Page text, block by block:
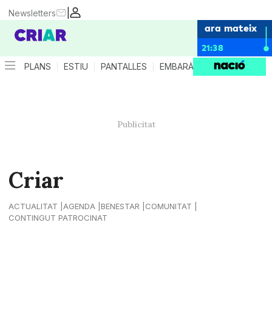
|
Newsletters
ara mateix
21:38
PLANS ESTIU PANTALLES EMBARÀS CRIANÇA
Criar
ACTUALITAT AGENDA BENESTAR
COMUNITAT
CONTINGUT PATROCINAT